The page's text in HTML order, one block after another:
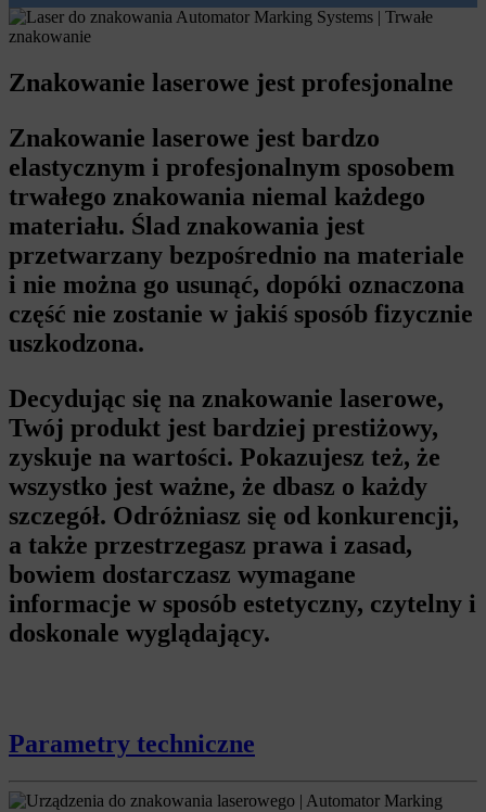
Znakowanie laserowe jest profesjonalne
Znakowanie laserowe jest bardzo
elastycznym i profesjonalnym sposobem
trwałego znakowania niemal każdego
materiału. Ślad znakowania jest
przetwarzany bezpośrednio na materiale
i nie można go usunąć, dopóki oznaczona
część nie zostanie w jakiś sposób fizycznie
uszkodzona.
Decydując się na znakowanie laserowe,
Twój produkt jest bardziej prestiżowy,
zyskuje na wartości. Pokazujesz też, że
wszystko jest ważne, że dbasz o każdy
szczegół. Odróżniasz się od konkurencji,
a także przestrzegasz prawa i zasad,
bowiem dostarczasz wymagane
informacje w sposób estetyczny, czytelny i
doskonale wyglądający.
Parametry techniczne